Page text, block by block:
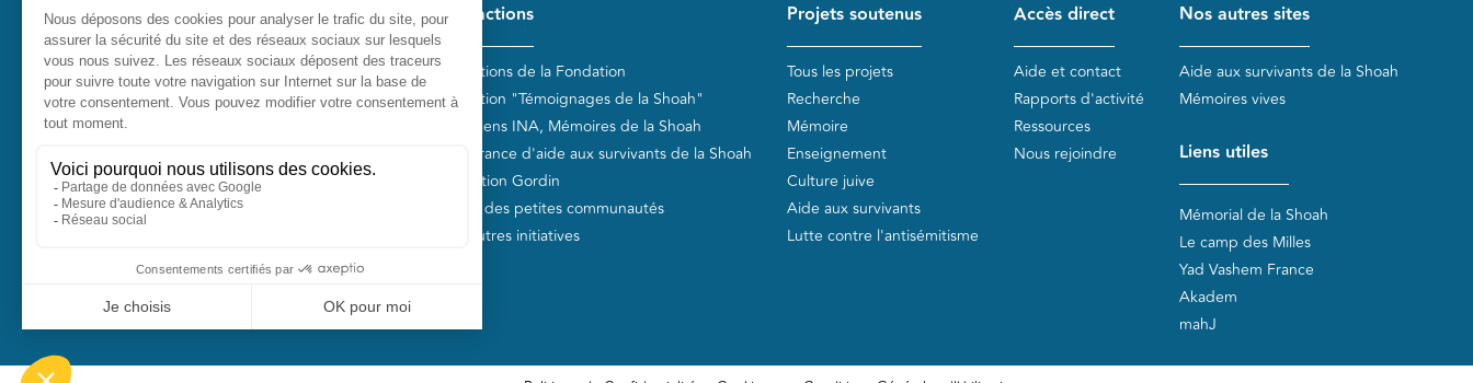
Fondation pour la Mémoire de la
Shoah
Tél. 01 53 42 63 10
Nos actions
Les actions de la Fondation
Collection "Témoignages de la Shoah"
Entretiens INA, Mémoires de la Shoah
Plan France d'aide aux survivants de la Shoah
Fondation Gordin
Fonds des petites communautés
Nos autres initiatives
Projets soutenus
Tous les projets
Recherche
Mémoire
Enseignement
Culture juive
Aide aux survivants
Lutte contre l'antisémitisme
Accès direct
Aide et contact
Rapports d'activité
Ressources
Nous rejoindre
Nos autres sites
Aide aux survivants de la Shoah
Mémoires vives
Liens utiles
Mémorial de la Shoah
Le camp des Milles
Yad Vashem France
Akadem
mahJ